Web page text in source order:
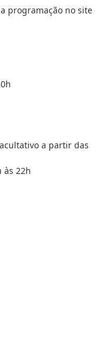
programação no site
a partir das
às 22h